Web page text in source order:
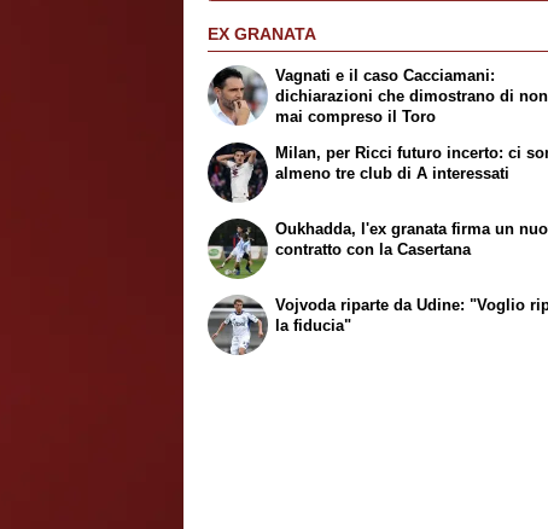
EX GRANATA
Vagnati e il caso Cacciamani:
dichiarazioni che dimostrano di
mai compreso il Toro
Milan, per Ricci futuro incerto: ci
almeno tre club di A interessati
Oukhadda, l'ex granata firma un
contratto con la Casertana
Vojvoda riparte da Udine: "Voglio
la fiducia"